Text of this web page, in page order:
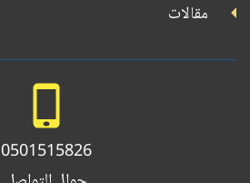
مقالات
0501515826